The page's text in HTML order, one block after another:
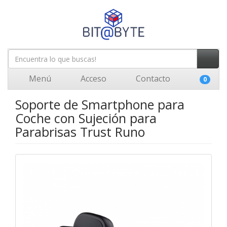
Menú Acceso Contacto 0
Soporte de Smartphone para
Coche con Sujeción para
Parabrisas Trust Runo